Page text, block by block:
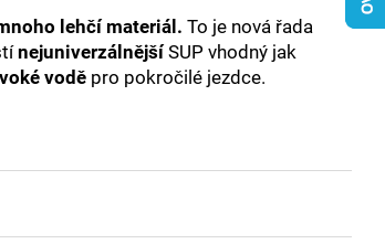
lehčí materiál. To je nová řada
nejuniverzálnějšíSUP vhodný jak
vodě pro pokročilé jezdce.